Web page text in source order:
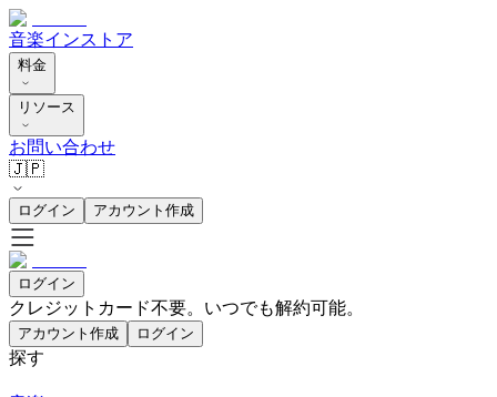
音楽インストア
料金
リソース
お問い合わせ
🇯🇵
ログイン アカウント作成
ログイン
クレジットカード不要。いつでも解約可能。
アカウント作成 ログイン
探す